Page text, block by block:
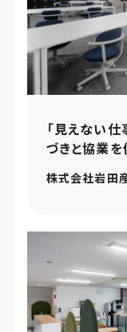
「見えない仕
づきと協業を
株式会社岩田